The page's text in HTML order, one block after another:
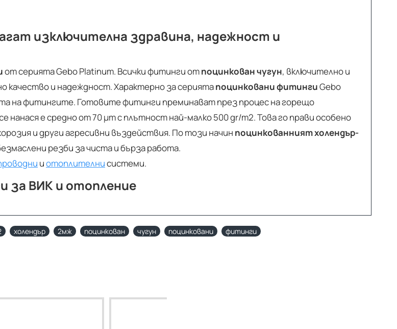
изключителна здравина, надежност и
от серията Gebo Platinum. Всички фитинги отпоцинкован чугун, включително и
качество и надеждност. Характерно за сериятапоцинковани фитингиGebo
на фитингите. Готовите фитинги преминават през процес на горещо
е средно от 70 µm с плътност най-малко 500 gr/m2. Това го прави особено
и други агресивни въздействия. По този начин поцинкованният холендър-
резби за чиста и бърза работа.
иотоплителнисистеми.
за ВИК и отопление
холендър 2мж поцинкован чугун поцинковани фитинги